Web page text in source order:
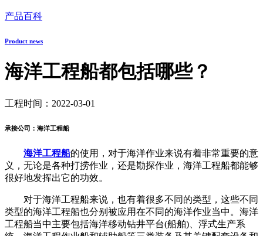
产品百科
Product news
海洋工程船都包括哪些？
工程时间：2022-03-01
承接公司：海洋工程船
海洋工程船的使用，对于海洋作业来说有着非常重要的意
义，无论是各种打捞作业，还是勘探作业，海洋工程船都能够
很好地发挥出它的功效。
对于海洋工程船来说，也有着很多不同的类型，这些不同
类型的海洋工程船也分别被应用在不同的海洋作业当中。海洋
工程船当中主要包括海洋移动钻井平台(船舶)、浮式生产系